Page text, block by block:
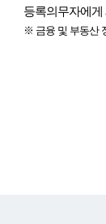
등록의무자에
※ 금융 및 부동산